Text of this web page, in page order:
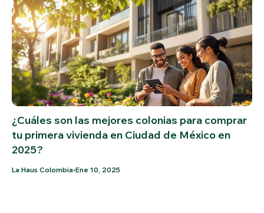
¿Cuáles son las mejores colonias para comprar
tu primera vivienda en Ciudad de México en
2025?
La Haus Colombia•Ene 10, 2025